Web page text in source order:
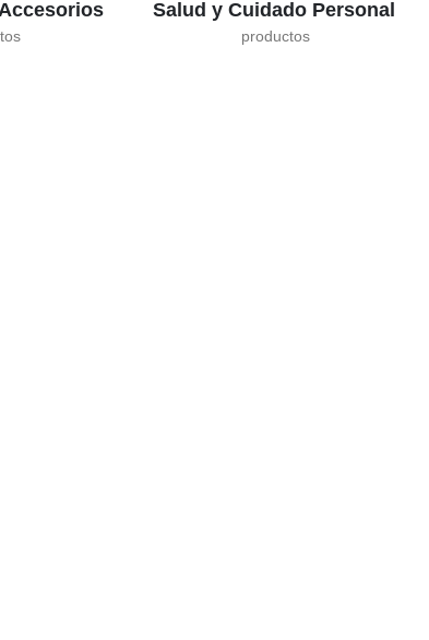
Salud y Cuidado Personal